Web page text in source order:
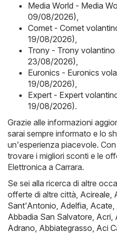
Media World - Media
09/08/2026),
Comet - Comet
19/08/2026),
Trony - Trony
23/08/2026),
Euronics - Euronics
19/08/2026),
Expert - Expert
19/08/2026).
Grazie alle informazioni
sarai sempre informato e lo
un'esperienza piacevole.
trovare i migliori sconti e le
Elettronica a Carrara.
Se sei alla ricerca di altre
offerte di altre città, Acireale,
Sant'Antonio, Adelfia, Acate,
Abbadia San Salvatore, Acri,
Adrano, Abbiategrasso, Aci